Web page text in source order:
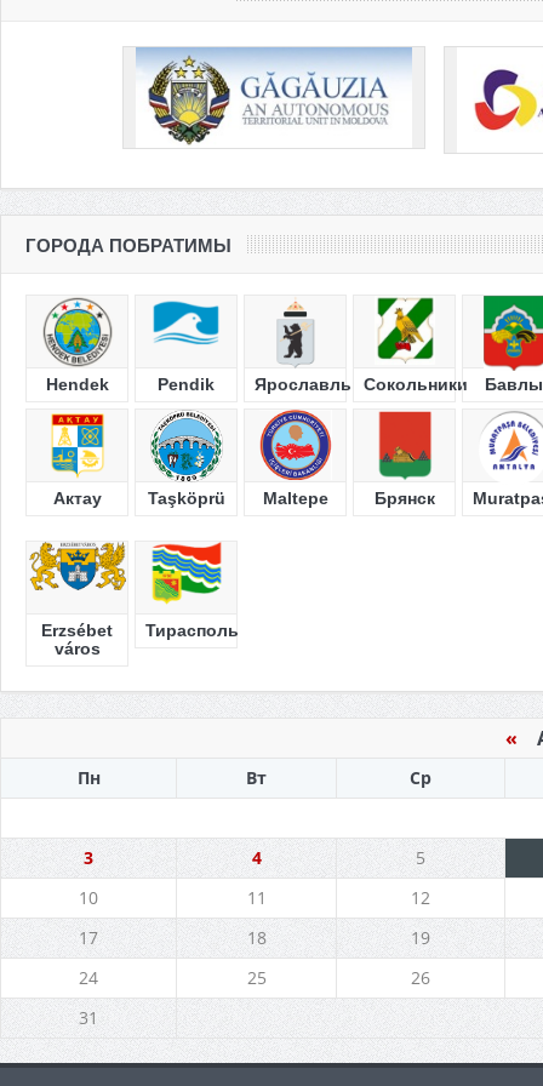
ГОРОДА ПОБРАТИМЫ
Hendek Pendik Ярославль Сокольники Бавлы
Актау Taşköprü Maltepe Брянск
Erzsébet
város
Тирасполь
«
Пн Вт Ср
3 4
5
10
11
12
17
18
19
24
25
26
31